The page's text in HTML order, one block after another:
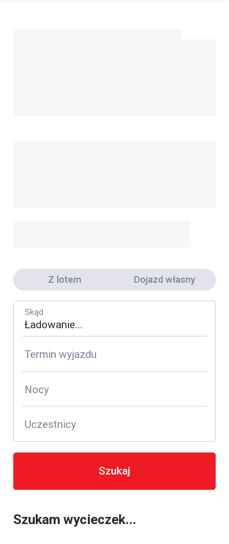
Z lotem Dojazd własny
Skąd
Termin wyjazdu
Nocy
Uczestnicy
Szukaj
Szukam wycieczek...